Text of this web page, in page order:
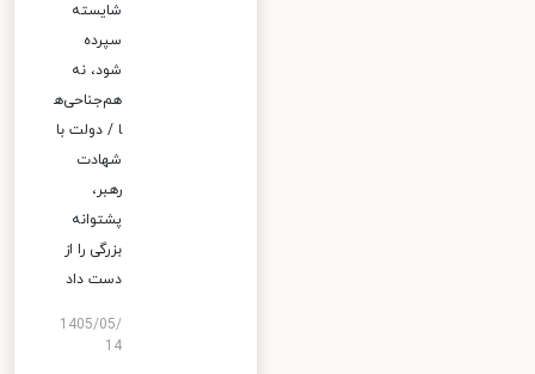
شایسته
سپرده
شود، نه
هم‌جناحی‌ه
ا / دولت با
شهادت
رهبر،
پشتوانه
بزرگی را از
دست داد
1405/05/
14